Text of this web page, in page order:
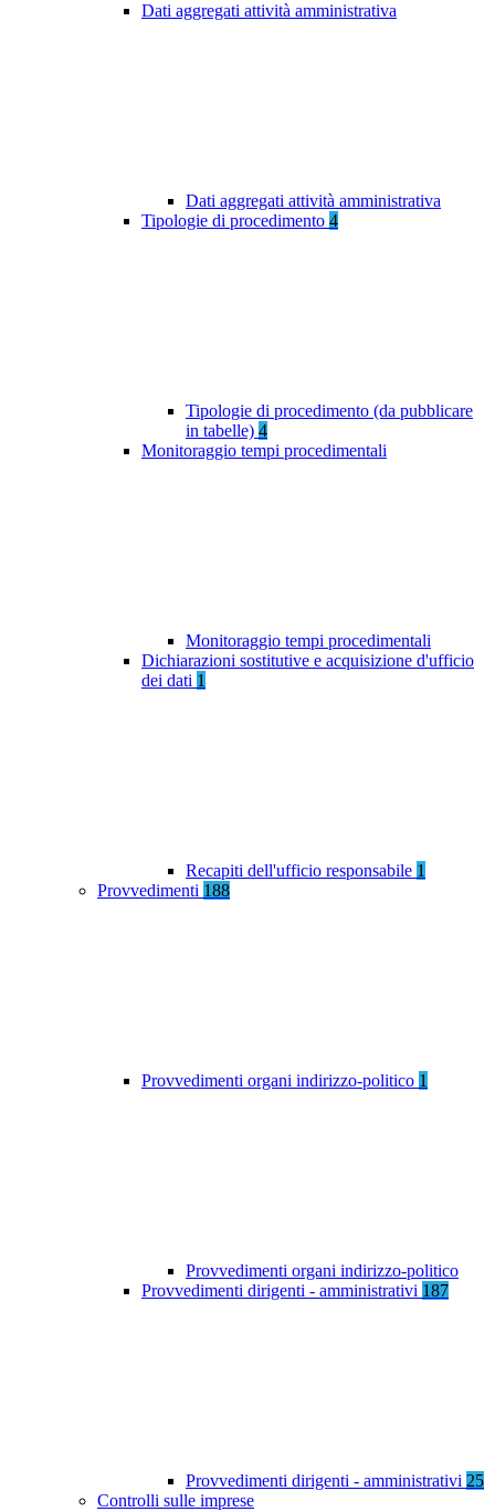
Dati aggregati attività amministrativa
Dati aggregati attività amministrativa
Tipologie di procedimento 4
Tipologie di procedimento (da pubblicare
in tabelle) 4
Monitoraggio tempi procedimentali
Monitoraggio tempi procedimentali
Dichiarazioni sostitutive e acquisizione d'ufficio
dei dati 1
Recapiti dell'ufficio responsabile 1
Provvedimenti 188
Provvedimenti organi indirizzo-politico 1
Provvedimenti organi indirizzo-politico
Provvedimenti dirigenti - amministrativi 187
Provvedimenti dirigenti - amministrativi 25
Controlli sulle imprese